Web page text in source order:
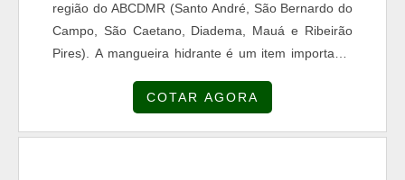
região do ABCDMR (Santo André, São Bernardo do
Campo, São Caetano, Diadema, Mauá e Ribeirão
Pires). A mangueira hidrante é um item importante
todas as edificações com área construída superior a
COTAR AGORA